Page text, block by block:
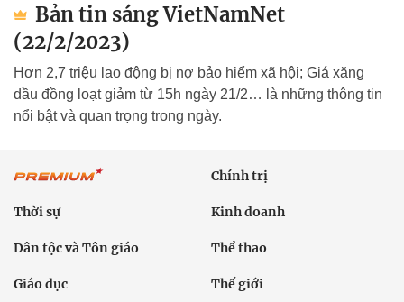
Bản tin sáng VietNamNet
(22/2/2023)
Hơn 2,7 triệu lao động bị nợ bảo hiểm xã hội; Giá xăng
dầu đồng loạt giảm từ 15h ngày 21/2… là những thông tin
nổi bật và quan trọng trong ngày.
Chính trị
Thời sự Kinh doanh
Dân tộc và Tôn giáo Thể thao
Giáo dục Thế giới